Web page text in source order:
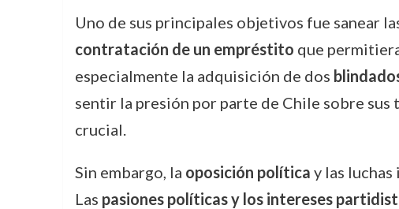
Uno de sus principales objetivos fue sanear
contratación de un empréstito que
especialmente la adquisición de dos
sentir la presión por parte de Chile sobre
crucial.
Sin embargo, la oposición política y las
Las pasiones políticas y los intereses